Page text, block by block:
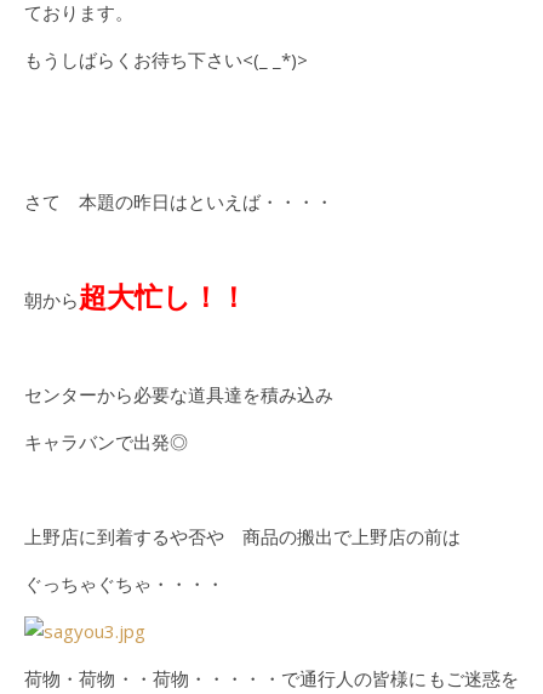
ております。
もうしばらくお待ち下さい<(_ _*)>
さて 本題の昨日はといえば・・・・
朝から超大忙し！！
センターから必要な道具達を積み込み
キャラバンで出発◎
上野店に到着するや否や 商品の搬出で上野店の前は
ぐっちゃぐちゃ・・・・
荷物・荷物・・荷物・・・・・で通行人の皆様にもご迷惑を